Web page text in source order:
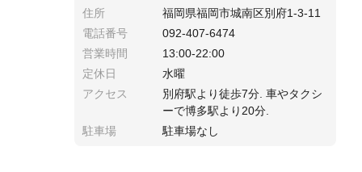
住所
福岡県福岡市城南区別府1-3-11
電話番号
092-407-6474
営業時間
13:00-22:00
定休日
水曜
アクセス
別府駅より徒歩7分. 車やタクシ
ーで博多駅より20分.
駐車場
駐車場なし